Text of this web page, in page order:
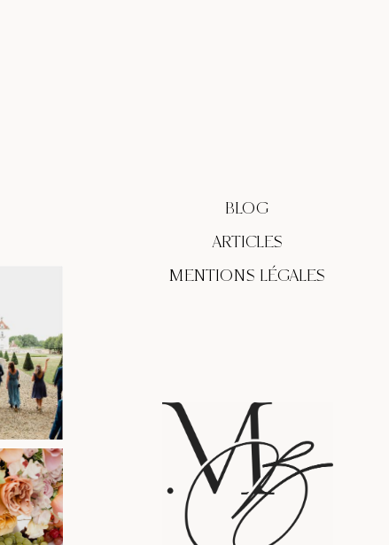
BLOG
ARTICLES
MENTIONS LÉGALES